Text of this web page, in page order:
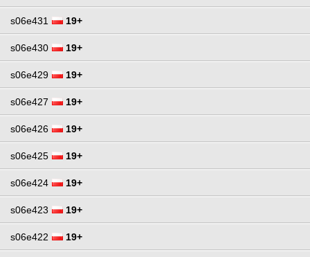
s06e431 19+
s06e430 19+
s06e429 19+
s06e427 19+
s06e426 19+
s06e425 19+
s06e424 19+
s06e423 19+
s06e422 19+